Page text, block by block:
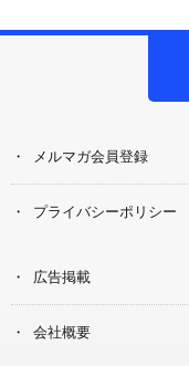
メルマガ会員登録
プライバシーポリシー
広告掲載
会社概要